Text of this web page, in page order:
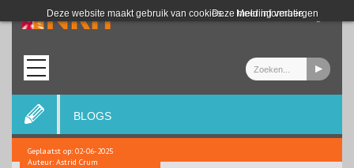
Deze website maakt gebruik van cookies. Meer informatie
Deze melding verbergen
Login
BLOGS
Geplaatst op: 02-06-2025
Auteur: Astrid Crum